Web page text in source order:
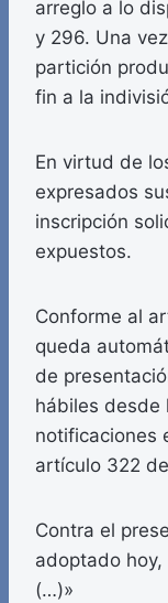
arreglo a lo
y 296. Una
partición
fin a la
En virtud de
expresados
inscripción
expuestos.
Conforme al
queda
de
hábiles desde
notificaciones
artículo 322
Contra el
adoptado
(…)»